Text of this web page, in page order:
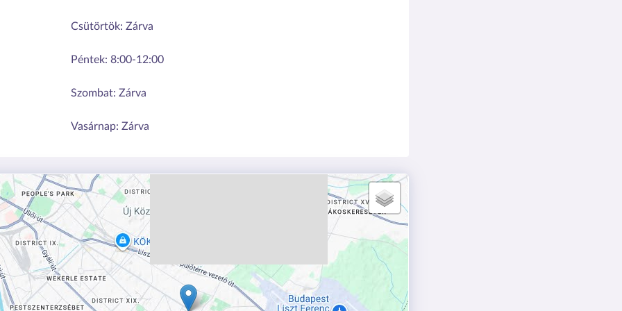
Csütörtök: Zárva
Péntek: 8:00-12:00
Szombat: Zárva
Vasárnap: Zárva